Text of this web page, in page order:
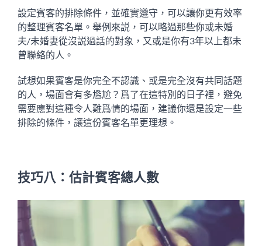
設定賓客的排除條件，並確實遵守，可以讓你更有效率
的整理賓客名單。舉例來説，可以略過那些你或未婚
夫/未婚妻從沒説過話的對象，又或是你有3年以上都未
曾聯絡的人。
試想如果賓客是你完全不認識、或是完全沒有共同話題
的人，場面會有多尷尬？爲了在這特別的日子裡，避免
需要應對這種令人難爲情的場面，建議你還是設定一些
排除的條件，讓這份賓客名單更理想。
技巧八：估計賓客總人數